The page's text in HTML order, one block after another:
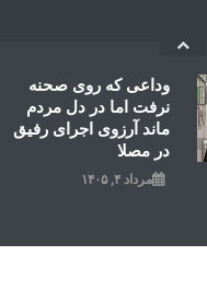
وداعی که روی صحنه
نرفت اما در دل مردم
ماند آرزوی اجرای رفیق
در مصلا
مرداد ۴, ۱۴۰۵